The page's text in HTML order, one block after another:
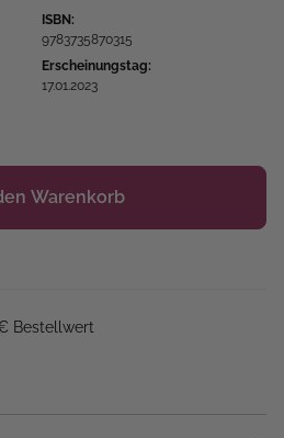
ISBN:
9783735870315
Erscheinungstag:
17.01.2023
Warenkorb
Bestellwert